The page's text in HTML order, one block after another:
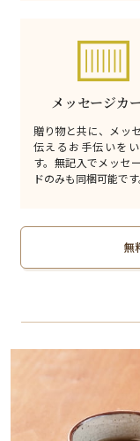
メッセージカ
贈り物と共に、メッ
伝えるお手伝いを
す。無記入でメッセ
ドのみも同梱可能です
無